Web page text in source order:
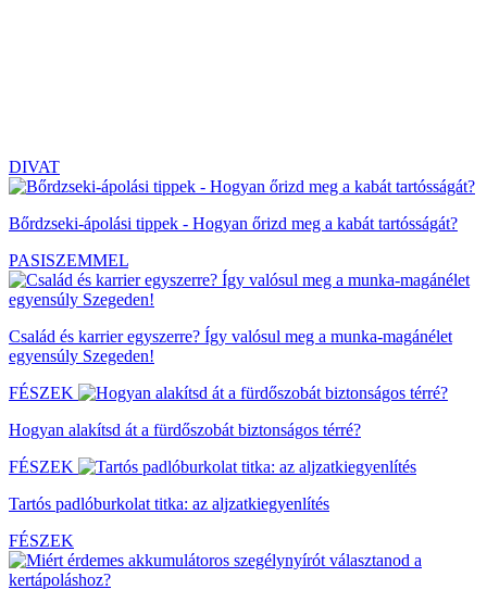
DIVAT
Bőrdzseki-ápolási tippek - Hogyan őrizd meg a kabát tartósságát?
PASISZEMMEL
Család és karrier egyszerre? Így valósul meg a munka-magánélet
egyensúly Szegeden!
FÉSZEK
Hogyan alakítsd át a fürdőszobát biztonságos térré?
FÉSZEK
Tartós padlóburkolat titka: az aljzatkiegyenlítés
FÉSZEK